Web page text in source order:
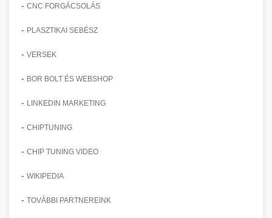
- CNC FORGÁCSOLÁS
- PLASZTIKAI SEBÉSZ
- VERSEK
- BOR BOLT ÉS WEBSHOP
- LINKEDIN MARKETING
- CHIPTUNING
- CHIP TUNING VIDEO
- WIKIPEDIA
- TOVÁBBI PARTNEREINK